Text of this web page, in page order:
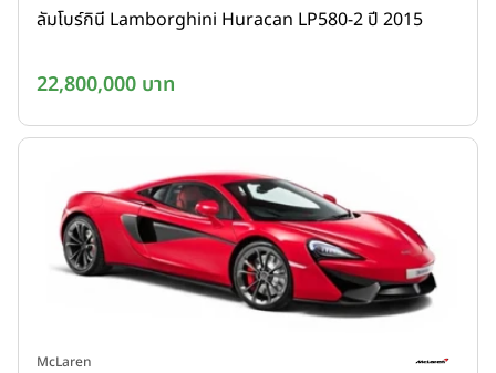
ลัมโบร์กินี Lamborghini Huracan LP580-2 ปี 2015
22,800,000 บาท
McLaren